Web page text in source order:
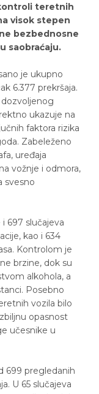
teretnih
visok stepen
bezbednosne
saobraćaju.
je ukupno
6.377 prekršaja.
dozvoljenog
ukazuje na
faktora rizika
Zabeleženo
uređaja
vožnje i odmora,
svesno
697 slučajeva
kao i 634
Kontrolom je
brzine, dok su
alkohola, a
Posebno
vozila bilo
opasnost
učesnike u
699 pregledanih
U 65 slučajeva